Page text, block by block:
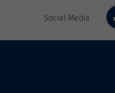
Social Media